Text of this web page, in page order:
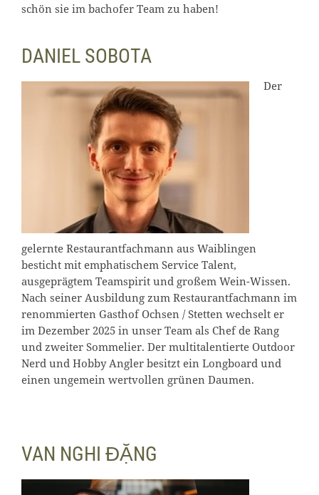
schön sie im bachofer Team zu haben!
DANIEL SOBOTA
Der
gelernte Restaurantfachmann aus Waiblingen
besticht mit emphatischem Service Talent,
ausgeprägtem Teamspirit und großem Wein-Wissen.
Nach seiner Ausbildung zum Restaurantfachmann im
renommierten Gasthof Ochsen / Stetten wechselt er
im Dezember 2025 in unser Team als Chef de Rang
und zweiter Sommelier. Der multitalentierte Outdoor
Nerd und Hobby Angler besitzt ein Longboard und
einen ungemein wertvollen grünen Daumen.
VAN NGHI ĐẶNG